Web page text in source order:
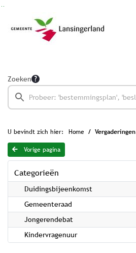
Zoeken
U bevindt zich hier: Home Vergaderingen
Vorige pagina
Categorieën
Duidingsbijeenkomst
Gemeenteraad
Jongerendebat
Kindervragenuur